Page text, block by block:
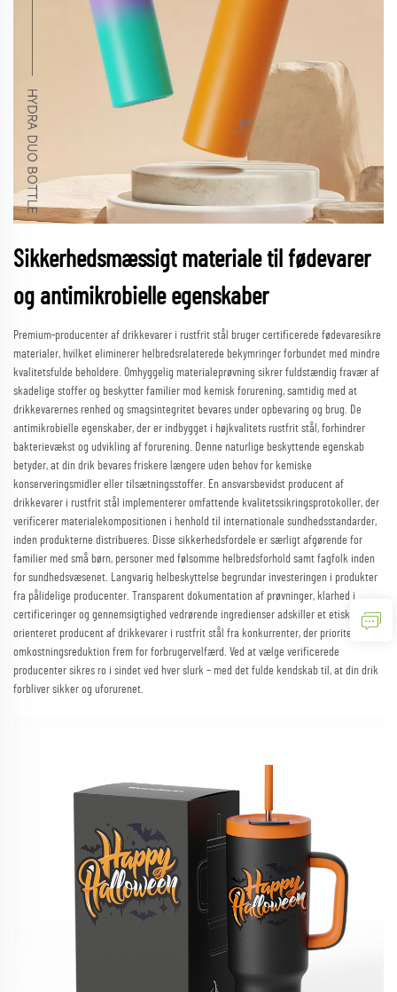
Sikkerhedsmæssigt materiale til fødevarer
og antimikrobielle egenskaber
Premium-producenter af drikkevarer i rustfrit stål bruger certificerede fødevaresikre
materialer, hvilket eliminerer helbredsrelaterede bekymringer forbundet med mindre
kvalitetsfulde beholdere. Omhyggelig materialeprøvning sikrer fuldstændig fravær af
skadelige stoffer og beskytter familier mod kemisk forurening, samtidig med at
drikkevarernes renhed og smagsintegritet bevares under opbevaring og brug. De
antimikrobielle egenskaber, der er indbygget i højkvalitets rustfrit stål, forhindrer
bakterievækst og udvikling af forurening. Denne naturlige beskyttende egenskab
betyder, at din drik bevares friskere længere uden behov for kemiske
konserveringsmidler eller tilsætningsstoffer. En ansvarsbevidst producent af
drikkevarer i rustfrit stål implementerer omfattende kvalitetssikringsprotokoller, der
verificerer materialekompositionen i henhold til internationale sundhedsstandarder,
inden produkterne distribueres. Disse sikkerhedsfordele er særligt afgørende for
familier med små børn, personer med følsomme helbredsforhold samt fagfolk inden
for sundhedsvæsenet. Langvarig helbeskyttelse begrundar investeringen i produkter
fra pålidelige producenter. Transparent dokumentation af prøvninger, klarhed i
certificeringer og gennemsigtighed vedrørende ingredienser adskiller et etisk
orienteret producent af drikkevarer i rustfrit stål fra konkurrenter, der prioriterer
omkostningsreduktion frem for forbrugervelfærd. Ved at vælge verificerede
producenter sikres ro i sindet ved hver slurk – med det fulde kendskab til, at din drik
forbliver sikker og uforurenet.